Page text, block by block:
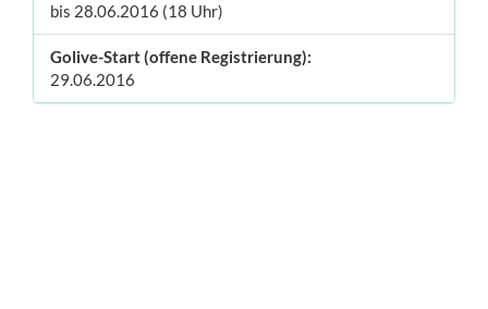
bis 28.06.2016 (18 Uhr)
Golive-Start (offene Registrierung):
29.06.2016